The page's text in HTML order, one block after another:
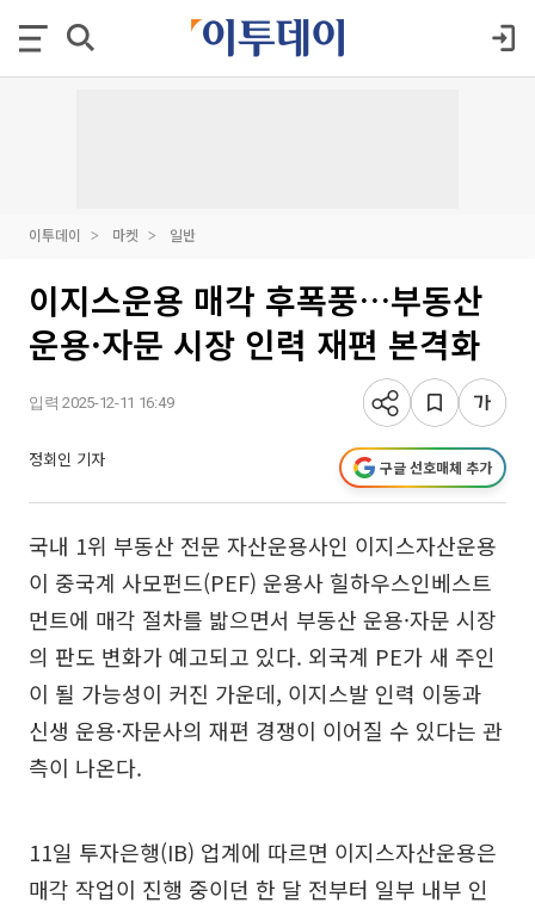
이투데이 마켓 일반
이지스운용 매각 후폭풍…부동산
운용·자문 시장 인력 재편 본격화
입력 2025-12-11 16:49
정회인 기자 구글 선호매체 추가
국내 1위 부동산 전문 자산운용사인 이지스자산운용
이 중국계 사모펀드(PEF) 운용사 힐하우스인베스트
먼트에 매각 절차를 밟으면서 부동산 운용·자문 시장
의 판도 변화가 예고되고 있다. 외국계 PE가 새 주인
이 될 가능성이 커진 가운데, 이지스발 인력 이동과
신생 운용·자문사의 재편 경쟁이 이어질 수 있다는 관
측이 나온다.
11일 투자은행(IB) 업계에 따르면 이지스자산운용은
매각 작업이 진행 중이던 한 달 전부터 일부 내부 인